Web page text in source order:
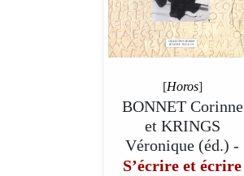
[Horos]
BONNET Corinne
et KRINGS
Véronique (éd.) -
S’écrire et écrire